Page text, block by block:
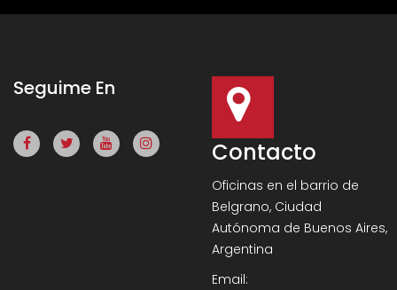
Seguime En
Contacto
Oficinas en el barrio de
Belgrano, Ciudad
Autónoma de Buenos Aires,
Argentina
Email: